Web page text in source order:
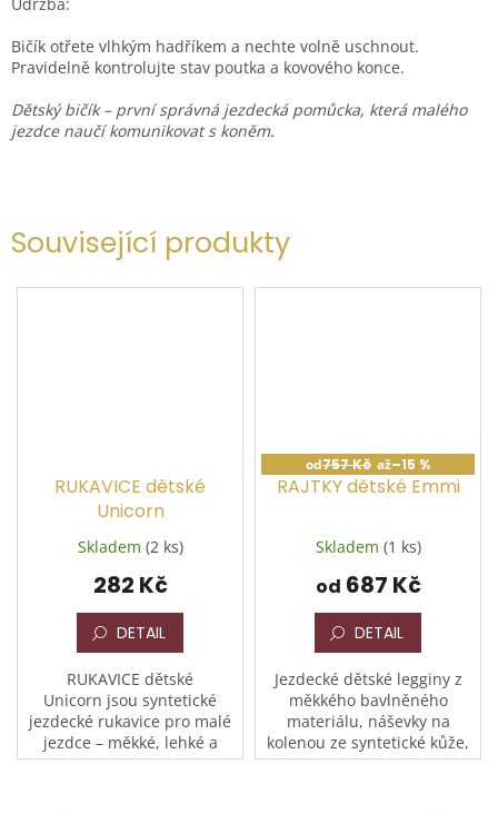
Související produkty
RUKAVICE dětské
Unicorn
Skladem (2 ks)
282 Kč
DETAIL
RUKAVICE dětské
Unicorn jsou syntetické
jezdecké rukavice pro malé
jezdce – měkké, lehké a
velmi příjemné na nošení.
od757 Kč až–15 %
RAJTKY dětské Emmi
Skladem (1 ks)
od 687 Kč
DETAIL
Jezdecké dětské legginy z
měkkého bavlněného
materiálu, náševky na
kolenou ze syntetické kůže,
nohavice ukončené lykrovou
Bičík otřete vlhkým hadříkem a nechte volně uschnout.
Pravidelně kontrolujte stav poutka a kovového konce.
Dětský bičík – první správná jezdecká pomůcka, která malého
jezdce naučí komunikovat s koněm.